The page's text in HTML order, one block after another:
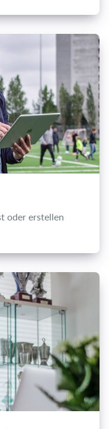
oder erstellen